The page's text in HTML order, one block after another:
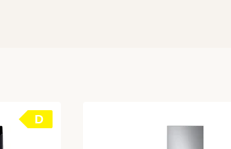
(de cashback) uiterlijk binnen 16 weken.
D